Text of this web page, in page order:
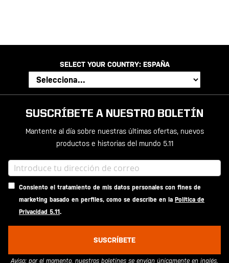
SELECT YOUR COUNTRY: ESPAÑA
SUSCRÍBETE A NUESTRO BOLETÍN
Mantente al día sobre nuestras últimas ofertas, nuevos
productos e historias del mundo 5.11
Consiento el tratamiento de mis datos personales con fines de
marketing basado en perfiles, como se describe en la Política de
Privacidad 5.11.
SUSCRÍBETE
Aviso: por el momento, nuestros boletines se envían únicamente en inglés.